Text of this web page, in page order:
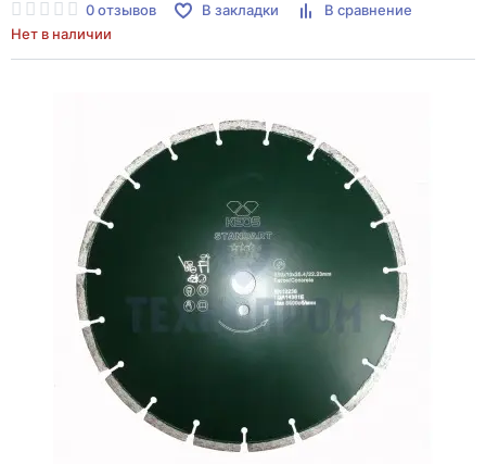
0 отзывов В закладки
В сравнение
Нет в наличии